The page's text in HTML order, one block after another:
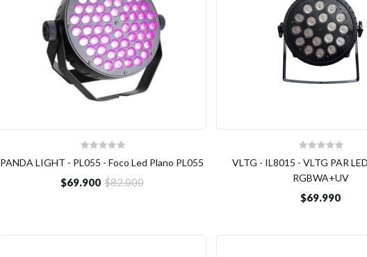
PANDA LIGHT - PL055 - Foco Led Plano PL055
$69.900 $82.000
VLTG - IL8015 - VLTG PAR
RGBWA+UV
$69.990